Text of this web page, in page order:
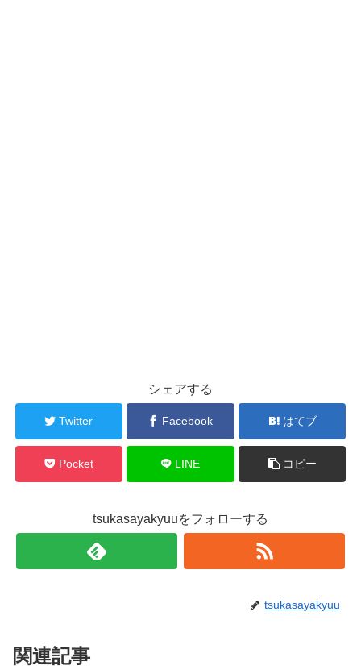
シェアする
Twitter Facebook はてブ
Pocket LINE コピー
tsukasayakyuuをフォローする
tsukasayakyuu
関連記事